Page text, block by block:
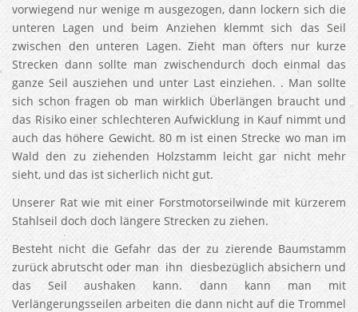
vorwiegend nur wenige m ausgezogen, dann lockern sich die
unteren Lagen und beim Anziehen klemmt sich das Seil
zwischen den unteren Lagen. Zieht man öfters nur kurze
Strecken dann sollte man zwischendurch doch einmal das
ganze Seil ausziehen und unter Last einziehen. . Man sollte
sich schon fragen ob man wirklich Überlängen braucht und
das Risiko einer schlechteren Aufwicklung in Kauf nimmt und
auch das höhere Gewicht. 80 m ist einen Strecke wo man im
Wald den zu ziehenden Holzstamm leicht gar nicht mehr
sieht, und das ist sicherlich nicht gut.
Unserer Rat wie mit einer Forstmotorseilwinde mit kürzerem
Stahlseil doch doch längere Strecken zu ziehen.
Besteht nicht die Gefahr das der zu zierende Baumstamm
zurück abrutscht oder man ihn diesbezüglich absichern und
das Seil aushaken kann. dann kann man mit
Verlängerungsseilen arbeiten die dann nicht auf die Trommel